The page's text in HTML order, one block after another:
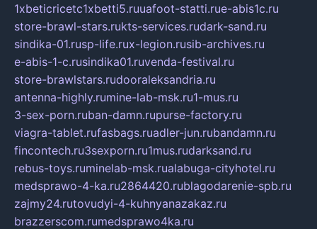
1xbeticricetc1xbetti5.ruuafoot-statti.rue-abis1c.ru
store-brawl-stars.rukts-services.rudark-sand.ru
sindika-01.rusp-life.rux-legion.rusib-archives.ru
e-abis-1-c.rusindika01.ruvenda-festival.ru
store-brawlstars.rudooraleksandria.ru
antenna-highly.rumine-lab-msk.ru1-mus.ru
3-sex-porn.ruban-damn.rupurse-factory.ru
viagra-tablet.rufasbags.ruadler-jun.rubandamn.ru
fincontech.ru3sexporn.ru1mus.rudarksand.ru
rebus-toys.ruminelab-msk.rualabuga-cityhotel.ru
medsprawo-4-ka.ru2864420.rublagodarenie-spb.ru
zajmy24.rutovudyi-4-kuhnyanazakaz.ru
brazzerscom.rumedsprawo4ka.ru